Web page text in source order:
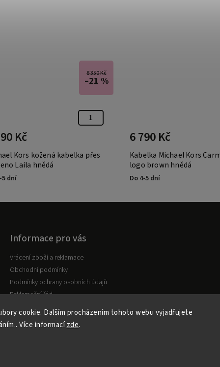
cookie. Dalším procházením tohoto webu vyjadřujete
Více informacízde.
8 350 Kč
–21 %
Kors kožená kabelka přes
Laila hnědá
5 dní
Kč
Kabelka Michael Kors
logo brown hnědá
Do 4-5 dní
6 790 Kč
Informace pro vás
Vrácení zboží a reklamace
Obchodní podmínky
Podmínky ochrany osobních údajů
Reklamační řád
Copyright 2026Kabelky MK